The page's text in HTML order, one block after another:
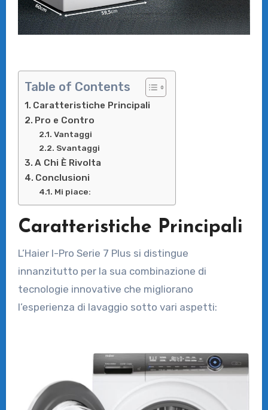
Table of Contents
Caratteristiche Principali
Pro e Contro
Vantaggi
Svantaggi
A Chi È Rivolta
Conclusioni
Mi piace:
Caratteristiche Principali
L’Haier I-Pro Serie 7 Plus si distingue
innanzitutto per la sua combinazione di
tecnologie innovative che migliorano
l’esperienza di lavaggio sotto vari aspetti: